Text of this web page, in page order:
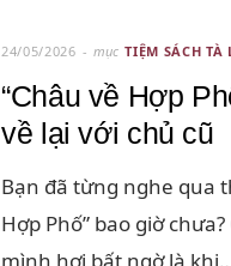
24/05/2026 mục TIỆM SÁCH TÀ
“Châu về Hợp
về lại với chủ cũ
Bạn đã từng nghe qua
Hợp Phố” bao giờ
mình hơi bất ngờ là